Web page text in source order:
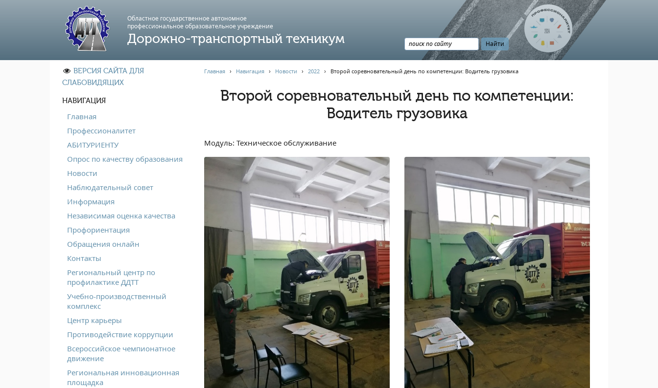
Областное государственное автономное
профессиональноe образовательное учреждение
Дорожно-транспортный техникум
ВЕРСИЯ САЙТА ДЛЯ
СЛАБОВИДЯЩИХ
НАВИГАЦИЯ
Главная
Профессионалитет
АБИТУРИЕНТУ
Опрос по качеству образования
Новости
Наблюдательный совет
Информация
Независимая оценка качества
Профориентация
Обращения онлайн
Контакты
Региональный центр по
профилактике ДДТТ
Учебно-производственный
комплекс
Центр карьеры
Противодействие коррупции
Всероссийское чемпионатное
движение
Региональная инновационная
площадка
Главная› Навигация› Новости › 2022› Второй соревновательный день по компетенции: Водитель грузовика
Второй соревновательный день по компетенции:
Водитель грузовика
Модуль: Техническое обслуживание